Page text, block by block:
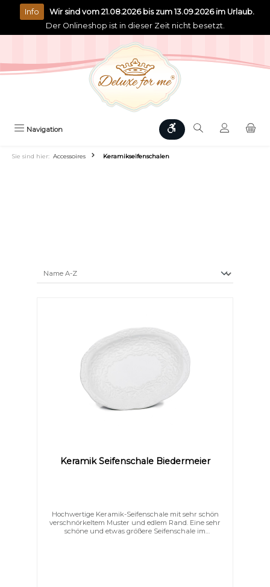
springen
Info
Wir sind vom 21.08.2026 bis zum 13.09.2026 im Urlaub.
Der Onlineshop ist in dieser Zeit nicht besetzt.
Navigation Werkzeugleiste anzeigen
Sie sind hier: Accessoires Keramikseifenschalen
Keramik Seifenschale Biedermeier
Hochwertige Keramik-Seifenschale mit sehr schön
verschnörkeltem Muster und edlem Rand. Eine sehr
schöne und etwas größere Seifenschale im